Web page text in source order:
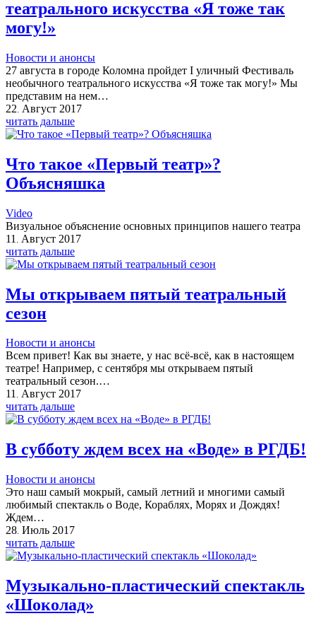
театрального искусства «Я тоже так
могу!»
Новости и анонсы
27 августа в городе Коломна пройдет I уличный Фестиваль
необычного театрального искусства «Я тоже так могу!» Мы
представим на нем…
22 Август 2017
читать дальше
Что такое «Первый театр»?
Объясняшка
Video
Визуальное объяснение основных принципов нашего театра
11
Август 2017
читать дальше
Мы открываем пятый театральный
сезон
Новости и анонсы
Всем привет! Как вы знаете, у нас всё-всё, как в настоящем
театре! Например, с сентября мы открываем пятый
театральный сезон.…
11. Август 2017
читать дальше
В субботу ждем всех на «Воде» в РГДБ!
Новости и анонсы
Это наш самый мокрый, самый летний и многими самый
любимый спектакль о Воде, Кораблях, Морях и Дождях!
Ждем…
28. Июль 2017
читать дальше
Музыкально-пластический спектакль
«Шоколад»